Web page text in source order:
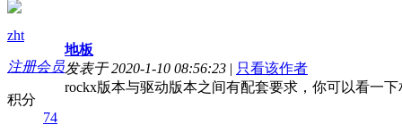
zht
注册会员
积分
74
地板
发表于 2020-1-10 08:56:23 | 只看该作者
rockx版本与驱动版本之间有配套要求，你可以看一